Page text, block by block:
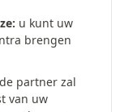
u kunt uw
brengen
de partner zal
van uw